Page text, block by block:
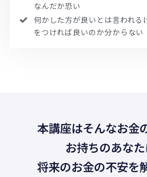
なんだか恐い
何かした方が良いとは言われる
をつければ良いのか分からない
本講座はそんなお金
お持ちのあな
将来のお金の不安を